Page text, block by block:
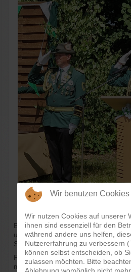
Es folgte die Königsparade mit den
und Obristen der Gastvereine, dann
Sonne und rein ins Zelt zum
Für die anwesenden Kinder auf
mit dem Keulenwerfen weiter, um
Wir benutzen Cookies
Wir nutzen Cookies auf unserer
ihnen sind essenziell für den
während andere uns helfen,
Nutzererfahrung zu verbessern
können selbst entscheiden, ob
zulassen möchten. Bitte